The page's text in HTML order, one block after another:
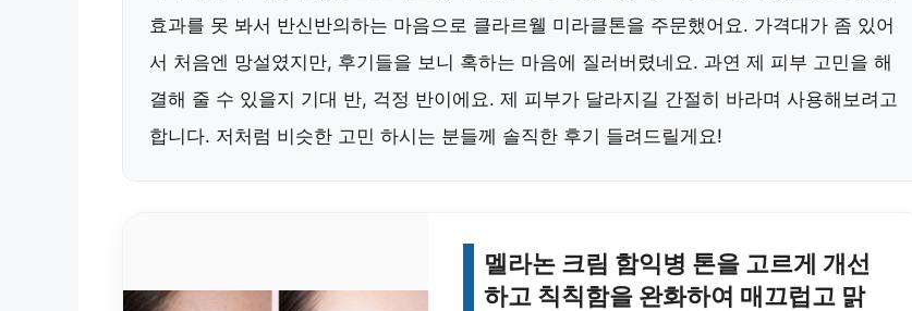
효과를 못 봐서 반신반의하는 마음으로 클라르웰 미라클톤을 주문했어요. 가격대가 좀 있어
서 처음엔 망설였지만, 후기들을 보니 혹하는 마음에 질러버렸네요. 과연 제 피부 고민을 해
결해 줄 수 있을지 기대 반, 걱정 반이에요. 제 피부가 달라지길 간절히 바라며 사용해보려고
합니다. 저처럼 비슷한 고민 하시는 분들께 솔직한 후기 들려드릴게요!
멜라논 크림 함익병 톤을 고르게 개선
하고 칙칙함을 완화하여 매끄럽고 맑